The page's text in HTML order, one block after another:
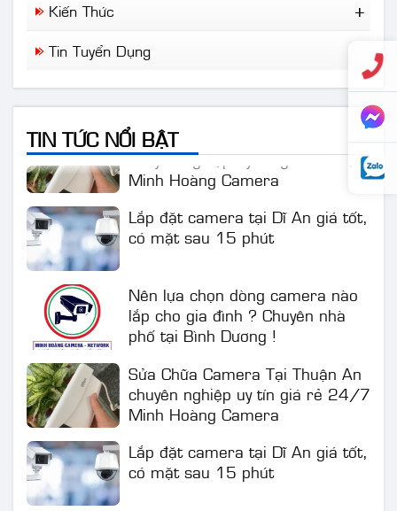
Kiến Thức
Tin Tuyển Dụng
TIN TỨC NỔI BẬT
lắp cho gia đình ? Chuyên nhà
phố tại Bình Dương !
Sửa Chữa Camera Tại Thuận An
chuyên nghiệp uy tín giá rẻ 24/7
Minh Hoàng Camera
có mặt sau 15 phút
lắp cho gia đình ? Chuyên nhà
phố tại Bình Dương !
chuyên nghiệp uy tín giá rẻ 24/7
Minh Hoàng Camera
có mặt sau 15 phút